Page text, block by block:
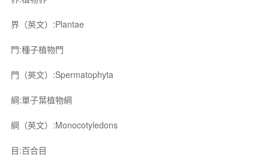
界（英文）:Plantae
門:種子植物門
門（英文）:Spermatophyta
綱:單子葉植物綱
綱（英文）:Monocotyledons
目:百合目